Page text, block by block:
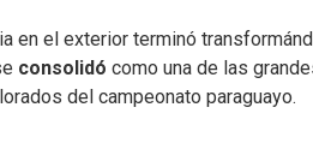
en el exterior terminó
consolidó como una de las
del campeonato paraguayo.